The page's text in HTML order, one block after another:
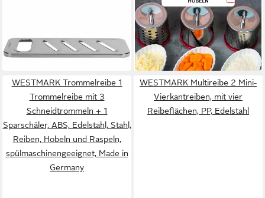
-14%
in 2-3 Werktagen bei dir
Multireibe mit 4
Schneidtrommeln
ab 53,99 € UVP62,49 €
-14%
in 2-3 Werktagen bei dir
WESTMARK Trommelreibe 1
Trommelreibe mit 3
Schneidtrommeln + 1
Sparschäler, ABS, Edelstahl, Stahl,
Reiben, Hobeln und Raspeln,
spülmaschinengeeignet, Made in
Germany
WESTMARK Multireibe 2 Mini-
Vierkantreiben, mit vier
Reibeflächen, PP, Edelstahl